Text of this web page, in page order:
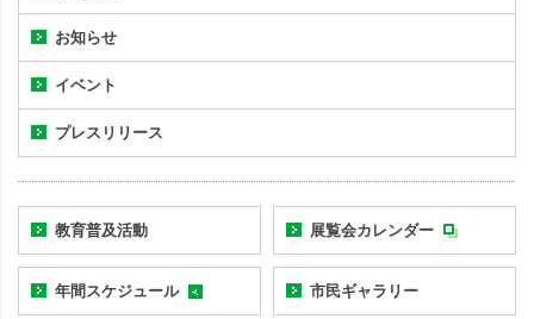
お知らせ
イベント
プレスリリース
教育普及活動 展覧会カレンダー
年間スケジュール 市民ギャラリー